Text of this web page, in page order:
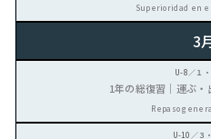
Superioridad en
3
1年の総復習｜運ぶ・
Repaso